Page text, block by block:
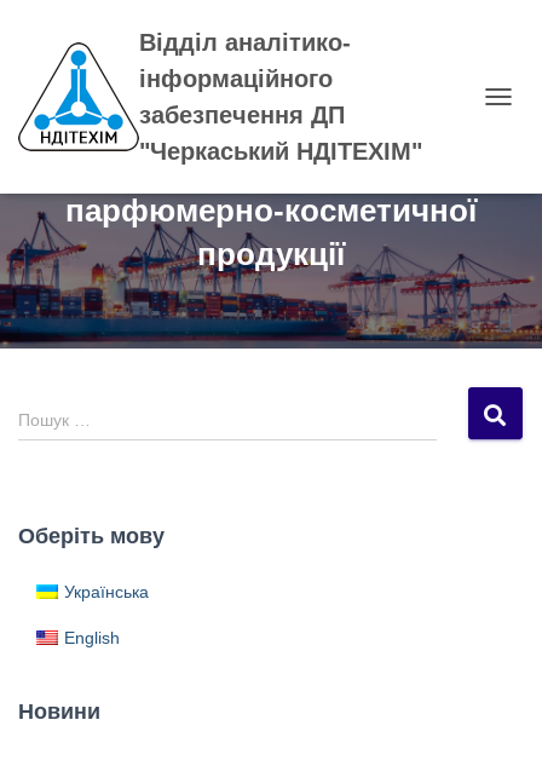
Відділ аналітико-
інформаційного
забезпечення ДП
"Черкаський НДІТЕХІМ"
У
Т
И
Н
В
І
Г
Довідник виробників
парфюмерно-косметичної
продукції
П
о
:
Пошук …
Оберіть мову
Українська
English
Новини